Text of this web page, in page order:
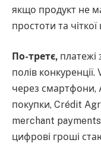
якщо продукт не
простоти та чіткої
По-третє, платежі
полів
через смартфони,
покупки, Crédit
merchant
цифрові гроші